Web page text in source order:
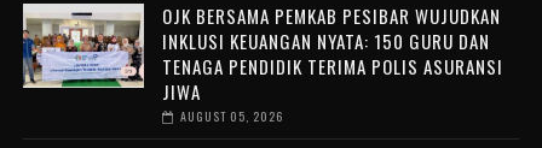
OJK BERSAMA PEMKAB PESIBAR WUJUDKAN
INKLUSI KEUANGAN NYATA: 150 GURU DAN
TENAGA PENDIDIK TERIMA POLIS ASURANSI
JIWA
AUGUST 05, 2026